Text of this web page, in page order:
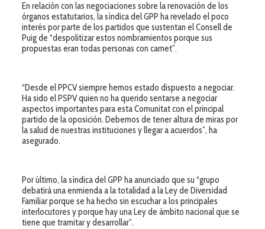
En relación con las negociaciones sobre la renovación de los
órganos estatutarios, la síndica del GPP ha revelado el poco
interés por parte de los partidos que sustentan el Consell de
Puig de “despolitizar estos nombramientos porque sus
propuestas eran todas personas con carnet”.
“Desde el PPCV siempre hemos estado dispuesto a negociar.
Ha sido el PSPV quien no ha querido sentarse a negociar
aspectos importantes para esta Comunitat con el principal
partido de la oposición. Debemos de tener altura de miras por
la salud de nuestras instituciones y llegar a acuerdos”, ha
asegurado.
Por último, la síndica del GPP ha anunciado que su “grupo
debatirá una enmienda a la totalidad a la Ley de Diversidad
Familiar porque se ha hecho sin escuchar a los principales
interlocutores y porque hay una Ley de ámbito nacional que se
tiene que tramitar y desarrollar”.